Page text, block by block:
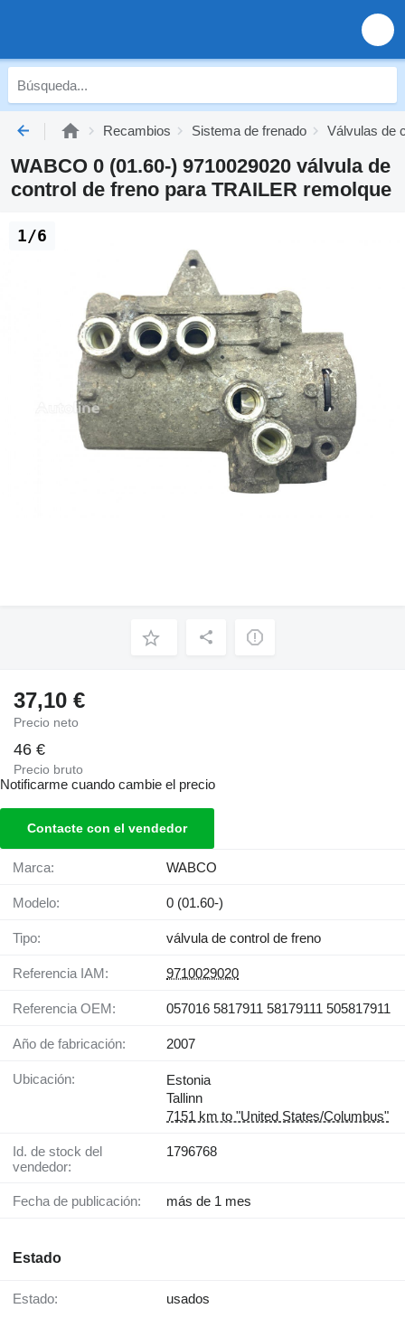
Recambios Sistema de frenado Válvulas de
WABCO 0 (01.60-) 9710029020 válvula de
control de freno para TRAILER remolque
1/6
37,10 €
Precio neto
46 €
Precio bruto
Notificarme cuando cambie el precio
Contacte con el vendedor
Marca: WABCO
Modelo: 0 (01.60-)
Tipo: válvula de control de freno
Referencia IAM: 9710029020
Referencia OEM: 057016 5817911 58179111 505817911
Año de fabricación: 2007
Ubicación:
Estonia
Tallinn
7151 km to "United States/Columbus"
Id. de stock del
vendedor:
1796768
Fecha de publicación: más de 1 mes
Estado
Estado: usados